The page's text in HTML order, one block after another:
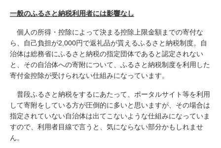
一般のふるさと納税利用者には影響なし
個人の所得・控除によって決まる控除上限金額までの寄付な
ら、自己負担が2,000円で返礼品が貰えるふるさと納税制度。自
治体は総務省にふるさと納税の指定団体であると認定されない
と、その自治体への寄附について、ふるさと納税制度を利用した
寄付金控除が受けられない仕組みになっています。
普段ふるさと納税をするにあたって、ポータルサイト等を利用
して寄附をしている方が圧倒的に多いと思いますが、その場合は
指定されていない自治体は出てこないような仕組みになっていま
すので、利用者目線で言うと、気にならない部分かもしれませ
ん。